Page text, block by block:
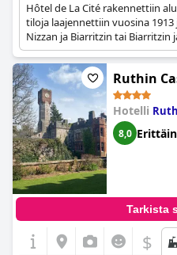
Hôtel de La Cité rakennettiin
tiloja laajennettiin vuosina 1913
Nizzan ja Biarritzin tai Biarritzin
matkustavien
maailmansodan aikana ja
Hotelli oli 1950-luvulla loistonsa
alkoi taantua, ja ravintola
vuonna 1987. Kaksi vuotta
avattiin uudelleen uuden
1997 Hôtel de la Cité vaihtoi
kunnostettiin kokonaan vuosina
hotellia, neljän tähden Hôtel de
Dame Carcas, yhdistettiin
2011 hotellin osti Christine
hotelleja Carcassonnessa, ja
historiassa.
Ruthin
Hotelli
8,0
Tarkista
$